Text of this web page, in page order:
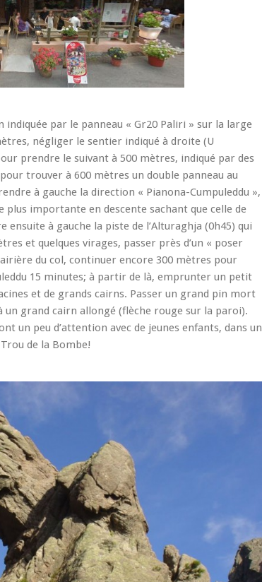
par le panneau « Gr20 Paliri » sur la large
négliger le sentier indiqué à droite (U
prendre le suivant à 500 mètres, indiqué par des
trouver à 600 mètres un double panneau au
à gauche la direction « Pianona-Cumpuleddu »,
importante en descente sachant que celle de
à gauche la piste de l’Alturaghja (0h45) qui
et quelques virages, passer près d’un « poser
du col, continuer encore 300 mètres pour
15 minutes; à partir de là, emprunter un petit
et de grands cairns. Passer un grand pin mort
grand cairn allongé (flèche rouge sur la paroi).
un peu d’attention avec de jeunes enfants, dans un
de la Bombe!